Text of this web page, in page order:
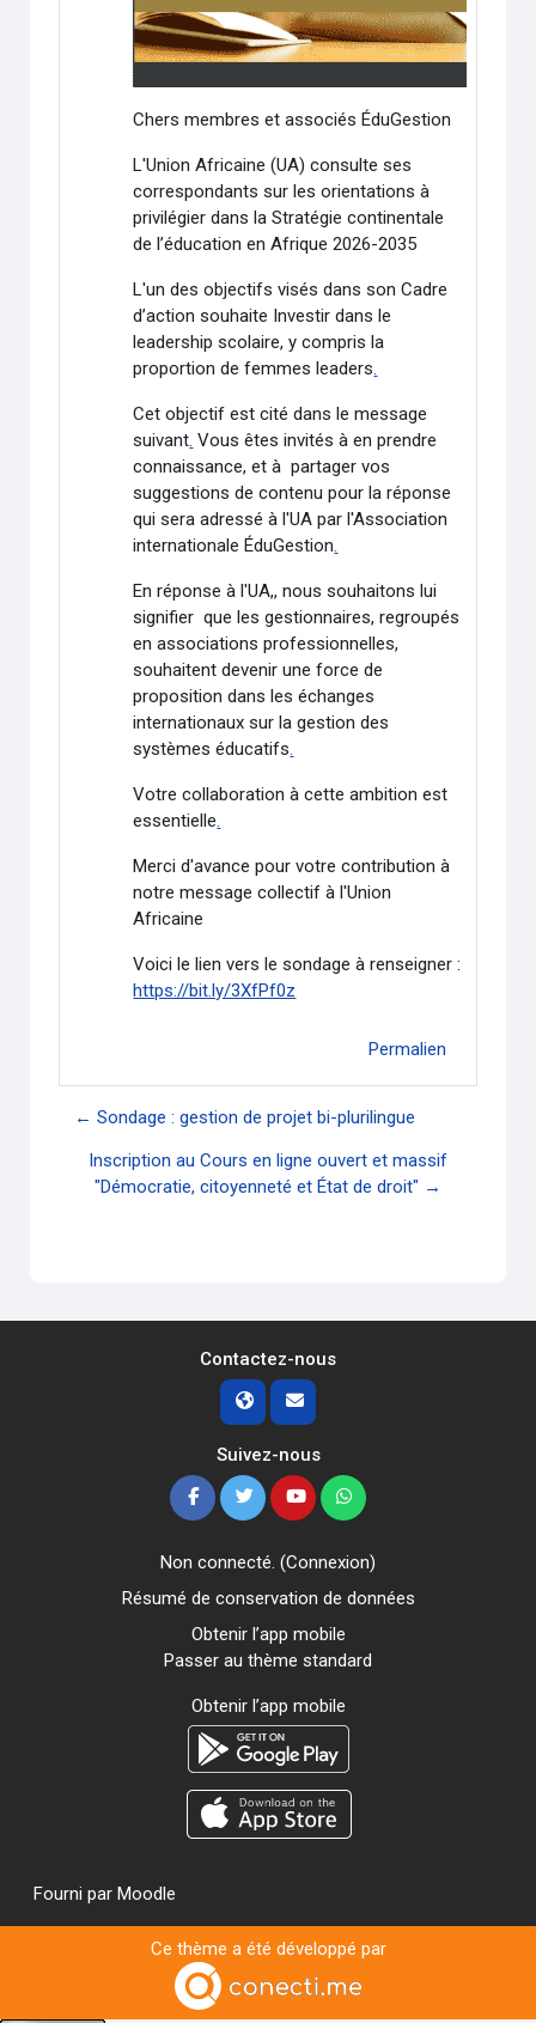
Chers membres et associés ÉduGestion
L'Union Africaine (UA) consulte ses
correspondants sur les orientations à
privilégier dans la Stratégie continentale
de l’éducation en Afrique 2026-2035
L'un des objectifs visés dans son Cadre
d’action souhaite Investir dans le
leadership scolaire, y compris la
proportion de femmes leaders
Cet objectif est cité dans le message
suivant Vous êtes invités à en prendre
connaissance, et à partager vos
suggestions de contenu pour la réponse
qui sera adressé à l'UA par l'Association
internationale ÉduGestion
En réponse à l'UA,, nous souhaitons lui
signifier que les gestionnaires, regroupés
en associations professionnelles,
souhaitent devenir une force de
proposition dans les échanges
internationaux sur la gestion des
systèmes éducatifs
Votre collaboration à cette ambition est
essentielle
Merci d'avance pour votre contribution à
notre message collectif à l'Union
Africaine
Voici le lien vers le sondage à renseigner :
https://bit.ly/3XfPf0z
Permalien
← Sondage : gestion de projet bi-plurilingue
Inscription au Cours en ligne ouvert et massif
"Démocratie, citoyenneté et État de droit" →
Contactez-nous
Suivez-nous
Non connecté. (Connexion)
Résumé de conservation de données
Obtenir l’app mobile
Passer au thème standard
Obtenir l’app mobile
Fourni par Moodle
Ce thème a été développé par